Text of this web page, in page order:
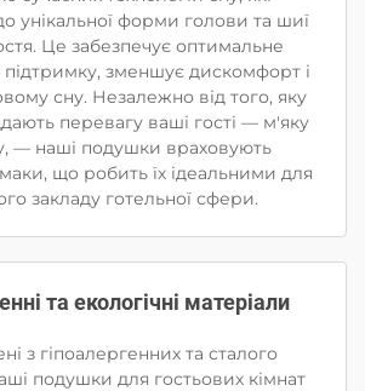
унікальної форми голови та шиї
Це забезпечує оптимальне
зменшує дискомфорт і
сну. Незалежно від того, яку
перевагу ваші гості — м'яку
— наші подушки враховують
що робить їх ідеальними для
закладу готельної сфери.
та екологічні матеріали
з гіпоалергенних та сталого
подушки для гостьових кімнат